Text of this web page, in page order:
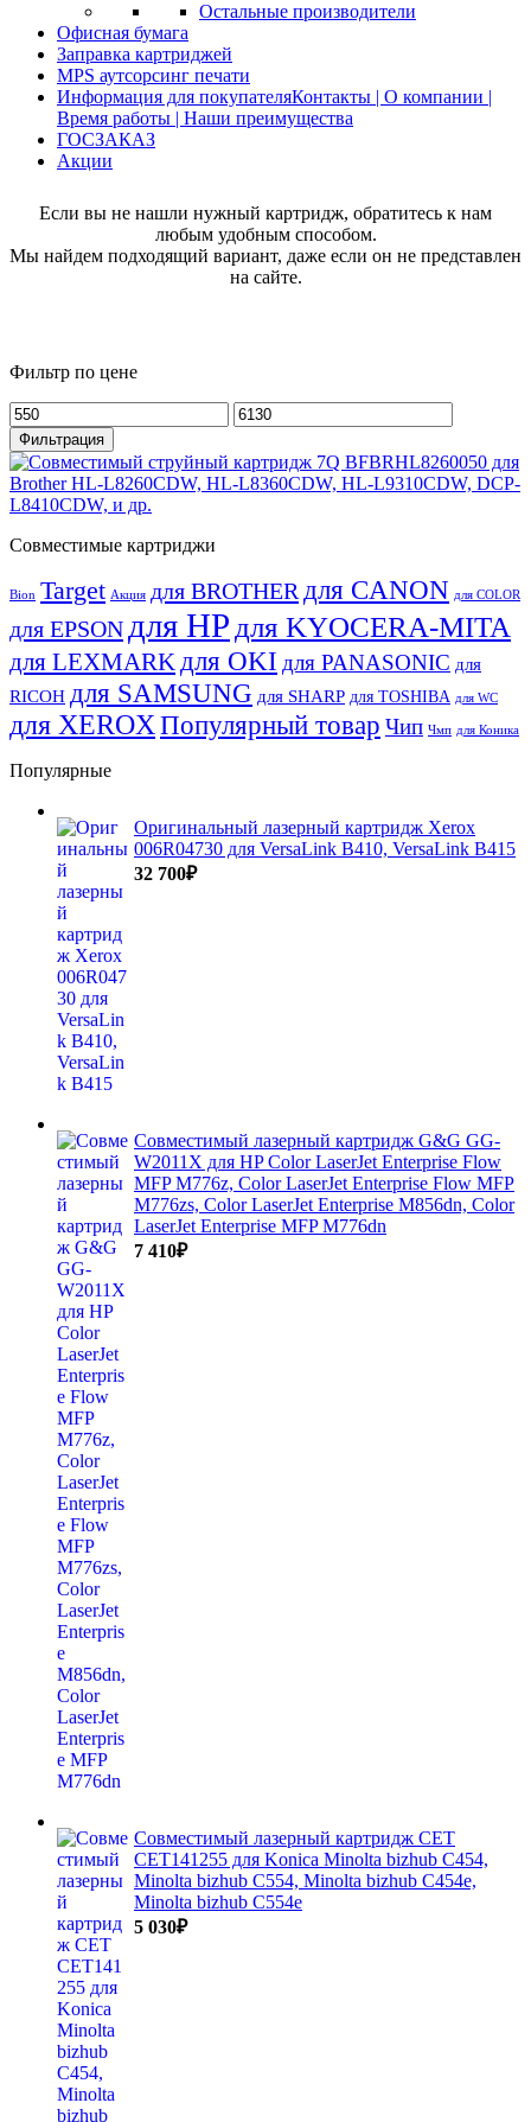
Остальные производители
Офисная бумага
Заправка картриджей
MPS аутсорсинг печати
Информация для покупателяКонтакты | О компании |
Время работы | Наши преимущества
ГОСЗАКАЗ
Акции
Если вы не нашли нужный картридж, обратитесь к нам
любым удобным способом.
Мы найдем подходящий вариант, даже если он не представлен
на сайте.
Фильтр по цене
Минимальная
цена
Максимальная
цена
Фильтрация
Совместимые картриджи
Bion Target Акция для BROTHER для CANON для COLOR
для EPSON для HP для KYOCERA-MITA
для LEXMARK для OKI для PANASONIC для
RICOH для SAMSUNG для SHARP для TOSHIBA для WC
для XEROX Популярный товар Чип Чмп для Коника
Популярные
Оригинальный лазерный картридж Xerox
006R04730 для VersaLink B410, VersaLink B415
32 700₽
Совместимый лазерный картридж G&G GG-
W2011X для HP Color LaserJet Enterprise Flow
MFP M776z, Color LaserJet Enterprise Flow MFP
M776zs, Color LaserJet Enterprise M856dn, Color
LaserJet Enterprise MFP M776dn
7 410₽
Совместимый лазерный картридж CET
CET141255 для Konica Minolta bizhub C454,
Minolta bizhub C554, Minolta bizhub C454e,
Minolta bizhub C554e
5 030₽